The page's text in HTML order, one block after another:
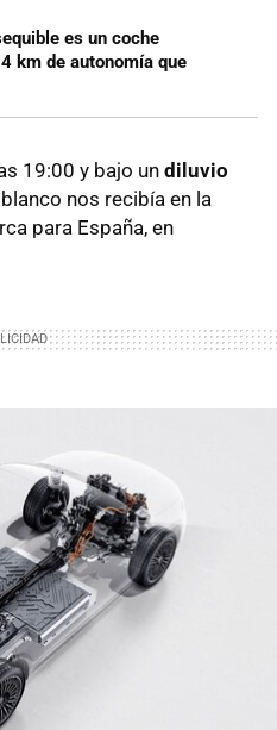
es un coche
km de autonomía que
19:00 y bajo un diluvio
nos recibía en la
para España, en